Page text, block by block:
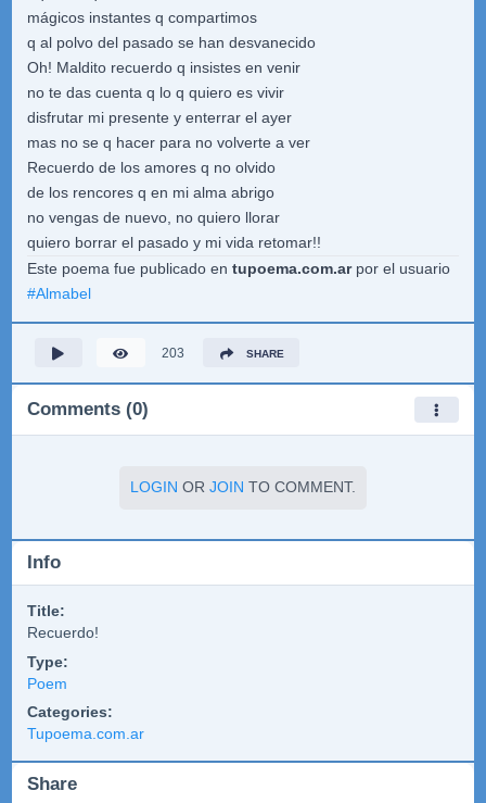
mágicos instantes q compartimos
q al polvo del pasado se han desvanecido
Oh! Maldito recuerdo q insistes en venir
no te das cuenta q lo q quiero es vivir
disfrutar mi presente y enterrar el ayer
mas no se q hacer para no volverte a ver
Recuerdo de los amores q no olvido
de los rencores q en mi alma abrigo
no vengas de nuevo, no quiero llorar
quiero borrar el pasado y mi vida retomar!!
Este poema fue publicado en tupoema.com.arpor el usuario
#Almabel
203 SHARE
Comments (0)
LOGIN OR JOIN TO COMMENT.
Info
Title:
Recuerdo!
Type:
Poem
Categories:
Tupoema.com.ar
Share